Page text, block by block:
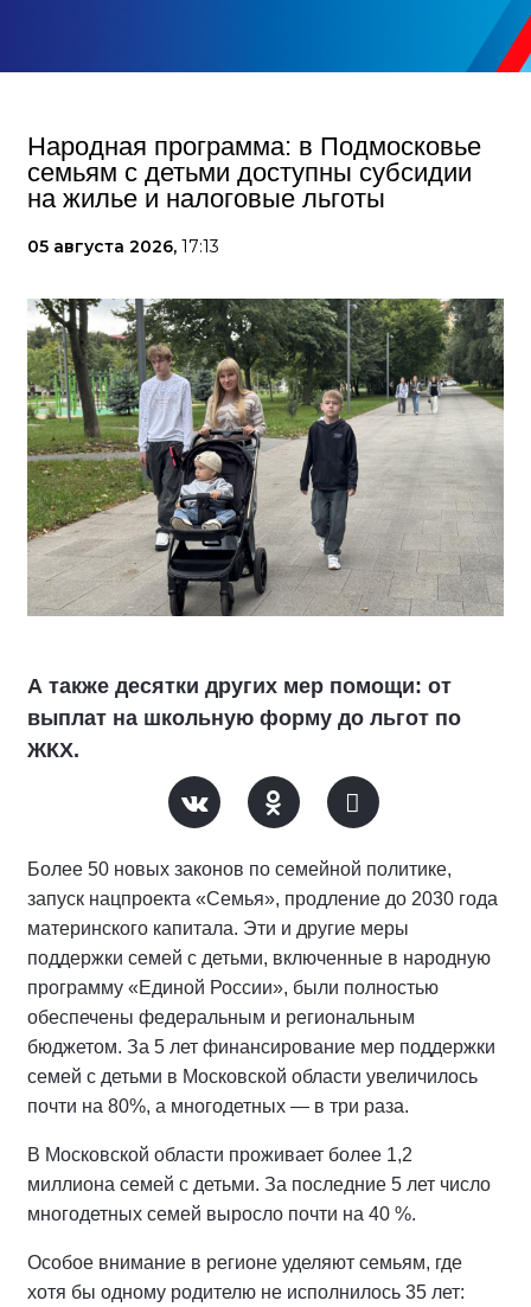
Народная программа: в Подмосковье
семьям с детьми доступны субсидии
на жилье и налоговые льготы
05 августа 2026, 17:13
А также десятки других мер помощи: от
выплат на школьную форму до льгот по
ЖКХ.
Более 50 новых законов по семейной политике,
запуск нацпроекта «Семья», продление до 2030 года
материнского капитала. Эти и другие меры
поддержки семей с детьми, включенные в народную
программу «Единой России», были полностью
обеспечены федеральным и региональным
бюджетом. За 5 лет финансирование мер поддержки
семей с детьми в Московской области увеличилось
почти на 80%, а многодетных — в три раза.
В Московской области проживает более 1,2
миллиона семей с детьми. За последние 5 лет число
многодетных семей выросло почти на 40 %.
Особое внимание в регионе уделяют семьям, где
хотя бы одному родителю не исполнилось 35 лет: